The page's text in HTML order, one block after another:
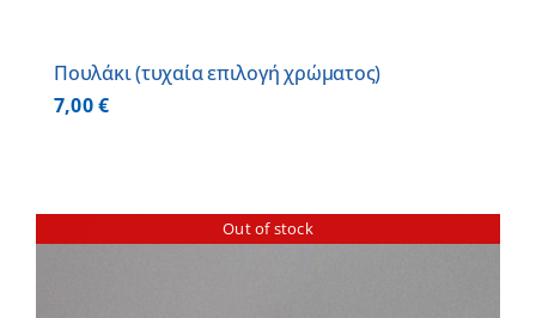
Πουλάκι (τυχαία επιλογή χρώματος)
7,00€
Out of stock